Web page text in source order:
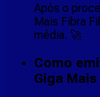
Após o
Mais Fibra
média. 🚀
Como
Giga Mais